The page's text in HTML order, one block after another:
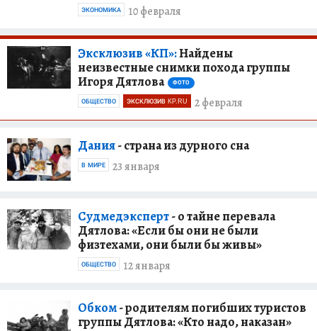
10 февраля
ЭКОНОМИКА
Эксклюзив «КП»:Найдены
неизвестные снимки похода группы
Игоря Дятлова
ФОТО
2 февраля
ОБЩЕСТВО ЭКСКЛЮЗИВ KP.RU
Дания- страна из дурного сна
23 января
В МИРЕ
Судмедэксперт- о тайне перевала
Дятлова: «Если бы они не были
физтехами, они были бы живы»
12 января
ОБЩЕСТВО
Обком- родителям погибших туристов
группы Дятлова: «Кто надо, наказан»